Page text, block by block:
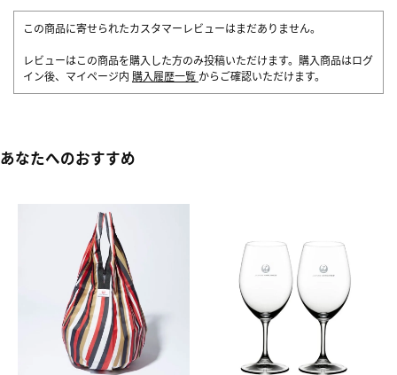
この商品に寄せられたカスタマーレビューはまだありません。
レビューはこの商品を購入した方のみ投稿いただけます。購入商品はログ
イン後、マイページ内 購入履歴一覧 からご確認いただけます。
あなたへのおすすめ